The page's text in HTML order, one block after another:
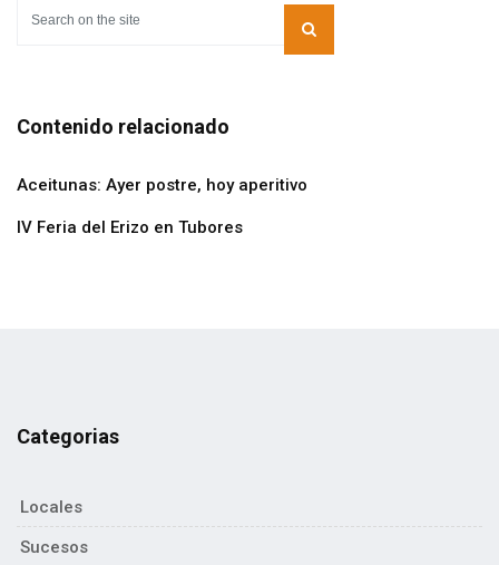
Contenido relacionado
Aceitunas: Ayer postre, hoy aperitivo
IV Feria del Erizo en Tubores
Categorias
Locales
Sucesos